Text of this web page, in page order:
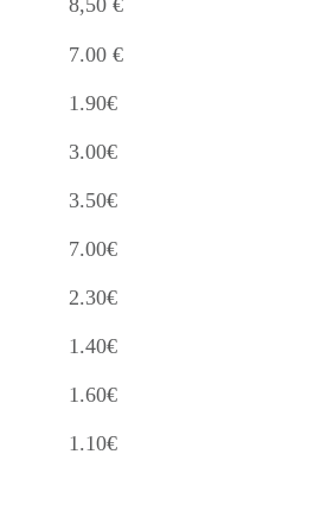
8,50 €
7.00 €
1.90€
3.00€
3.50€
7.00€
2.30€
1.40€
1.60€
1.10€